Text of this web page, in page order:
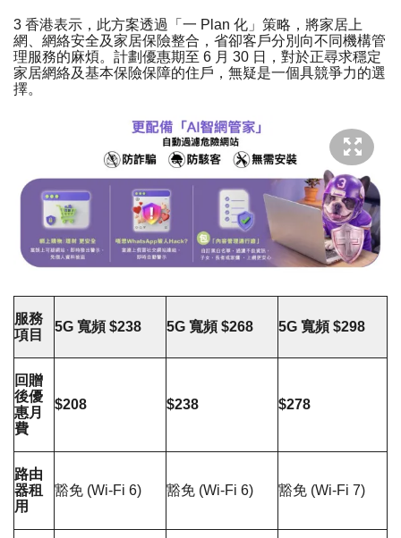
3 香港表示，此方案透過「一 Plan 化」策略，將家居上
網、網絡安全及家居保險整合，省卻客戶分別向不同機構管
理服務的麻煩。計劃優惠期至 6 月 30 日，對於正尋求穩定
家居網絡及基本保險保障的住戶，無疑是一個具競爭力的選
擇。
服務
項目
5G 寬頻$238 5G 寬頻 $268 5G 寬頻 $298
回贈
後優
惠月
費
$208 $238 $278
路由
器租
用
豁免 (Wi-Fi 6) 豁免 (Wi-Fi 6) 豁免 (Wi-Fi 7)